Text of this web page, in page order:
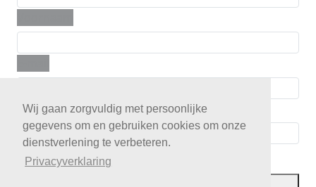
Wij gaan zorgvuldig met persoonlijke
gegevens om en gebruiken cookies om onze
dienstverlening te verbeteren.
Privacyverklaring
Telefoon
Postcode